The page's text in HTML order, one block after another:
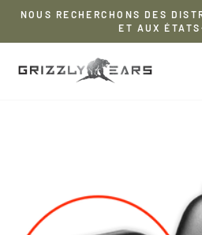
Aller
contenu
NOUS RECHERCHONS DES
ET AUX